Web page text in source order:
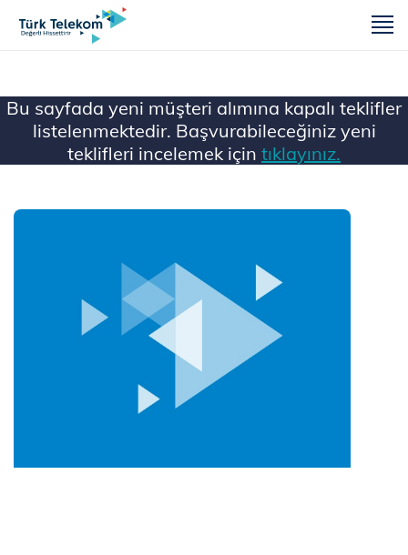
Bu sayfada yeni müşteri alımına kapalı teklifler
listelenmektedir. Başvurabileceğiniz yeni
teklifleri incelemek için tıklayınız.
Ana Sayfa Mobil